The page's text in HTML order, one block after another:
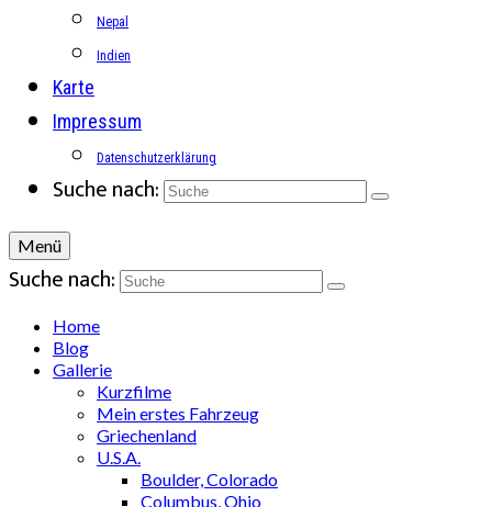
Nepal
Indien
Karte
Impressum
Datenschutzerklärung
Suche nach:
Menü
Suche nach:
Home
Blog
Gallerie
Kurzfilme
Mein erstes Fahrzeug
Griechenland
U.S.A.
Boulder, Colorado
Columbus, Ohio